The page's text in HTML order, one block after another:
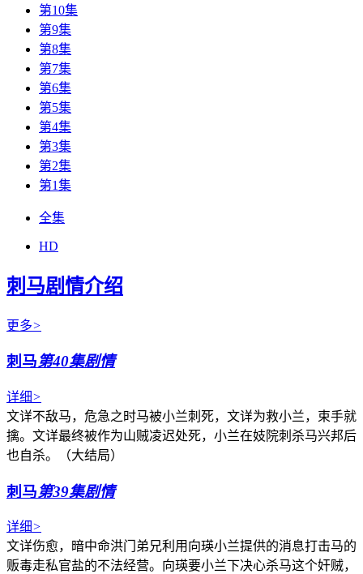
第10集
第9集
第8集
第7集
第6集
第5集
第4集
第3集
第2集
第1集
全集
HD
刺马剧情介绍
更多>
刺马第40集剧情
详细>
文详不敌马，危急之时马被小兰刺死，文详为救小兰，束手就
擒。文详最终被作为山贼凌迟处死，小兰在妓院刺杀马兴邦后
也自杀。（大结局）
刺马第39集剧情
详细>
文详伤愈，暗中命洪门弟兄利用向瑛小兰提供的消息打击马的
贩毒走私官盐的不法经营。向瑛要小兰下决心杀马这个奸贼，